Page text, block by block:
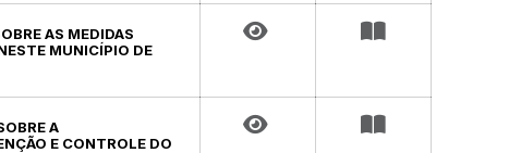
AS MEDIDAS
MUNICÍPIO DE
A
E CONTROLE DO